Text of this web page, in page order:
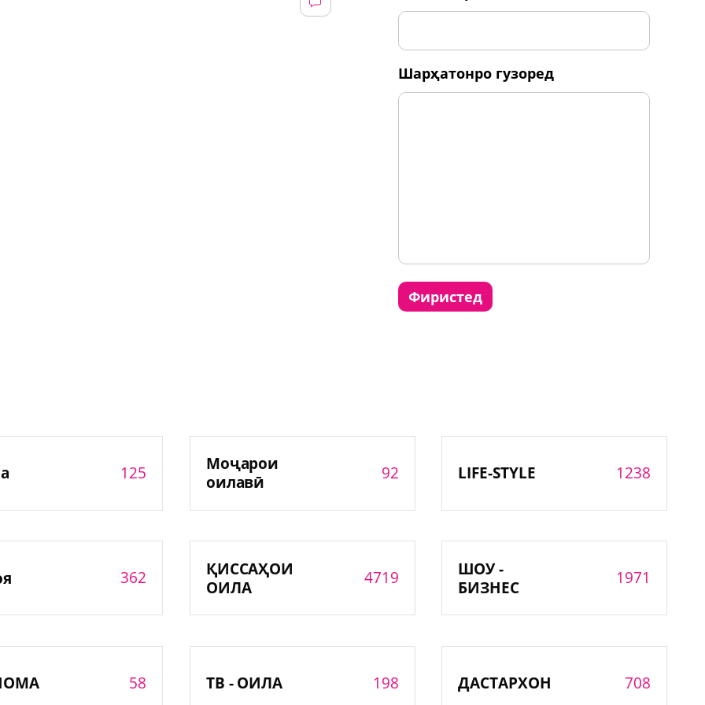
шарҳатонро гузоред
фиристед
125
Моҷарои
оилавӣ
92 LIFE-STYLE 1238
362
ҚИССАҲОИ
ОИЛА
4719
ШОУ -
БИЗНЕС
1971
58 ТВ - ОИЛА 198 ДАСТАРХОН 708